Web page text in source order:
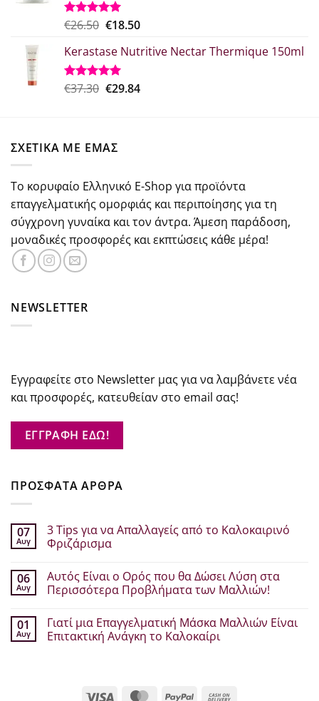
Βαθμολογήθηκε
από 5
€26.50 Original
was:
€26.50.
€18.50Η
τιμή
€18.50.
Kerastase Nutritive Nectar Thermique 150ml
Βαθμολογήθηκε
€37.30 Original
€29.84Η
ΣΧΕΤΙΚΑ ΜΕ ΕΜΑΣ
Το κορυφαίο Ελληνικό E-Shop για προϊόντα
επαγγελματικής ομορφιάς και περιποίησης για τη
σύγχρονη γυναίκα και τον άντρα. Άμεση παράδοση,
μοναδικές προσφορές και εκπτώσεις κάθε μέρα!
NEWSLETTER
Εγγραφείτε στο Newsletter μας για να λαμβάνετε νέα
και προσφορές, κατευθείαν στο email σας!
ΕΓΓΡΑΦΗ ΕΔΩ!
ΠΡΟΣΦΑΤΑ ΑΡΘΡΑ
07
Αυγ
3 Tips για να Απαλλαγείς από το Καλοκαιρινό
Φριζάρισμα
σχόλια
στο
3
να
Απαλλαγείς
από
06
Αυγ
Αυτός Είναι ο Ορός που θα Δώσει Λύση στα
Περισσότερα Προβλήματα των Μαλλιών!
σχόλια
στο
Αυτός
01
Αυγ
Γιατί μια Επαγγελματική Μάσκα Μαλλιών Είναι
Επιτακτική Ανάγκη το Καλοκαίρι
Visa MasterCardPayPal